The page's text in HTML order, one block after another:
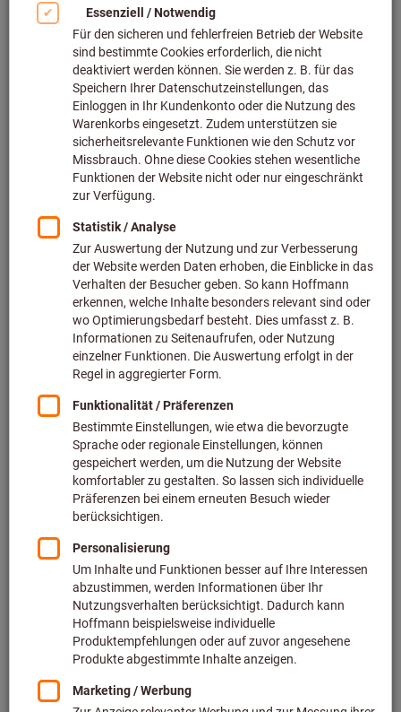
Bild zum Vergrößern anklicken
Preis pro 1 Stück
Netto: 17,34 €
In den Warenkorb